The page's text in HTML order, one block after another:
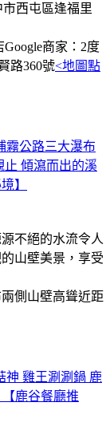
市西屯區逢福里
商家：2度
路360號<地圖點
霧公路三大瀑布
止 傾瀉而出的溪
】
不絕的水流令人
山壁美景，享受
側山壁高聳近距
神 雞王涮涮鍋 鹿
鹿谷餐廳推